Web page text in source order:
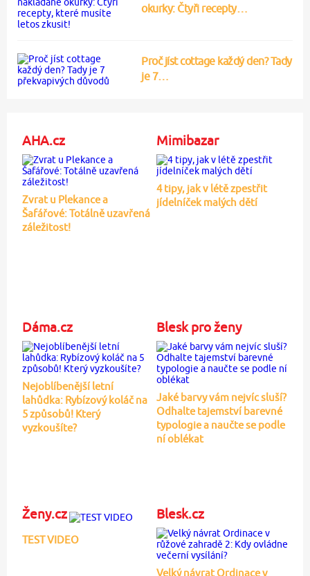
okurky: Čtyři recepty…
Proč jíst cottage každý den? Tady
je 7…
AHA.cz
Zvrat u Plekance a
Šafářové: Totálně uzavřená
záležitost!
Mimibazar
4 tipy, jak v létě zpestřit
jídelníček malých dětí
Dáma.cz
Nejoblíbenější letní
lahůdka: Rybízový koláč na
5 způsobů! Který
vyzkoušíte?
Blesk pro ženy
Jaké barvy vám nejvíc sluší?
Odhalte tajemství barevné
typologie a naučte se podle
ní oblékat
Ženy.cz
TEST VIDEO
Blesk.cz
Velký návrat Ordinace v